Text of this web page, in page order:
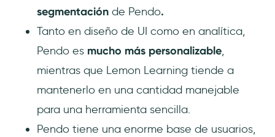
segmentación de Pendo.
Tanto en diseño de UI como en analítica,
Pendo es mucho más personalizable,
mientras que Lemon Learning tiende a
mantenerlo en una cantidad manejable
para una herramienta sencilla.
Pendo tiene una enorme base de usuarios,